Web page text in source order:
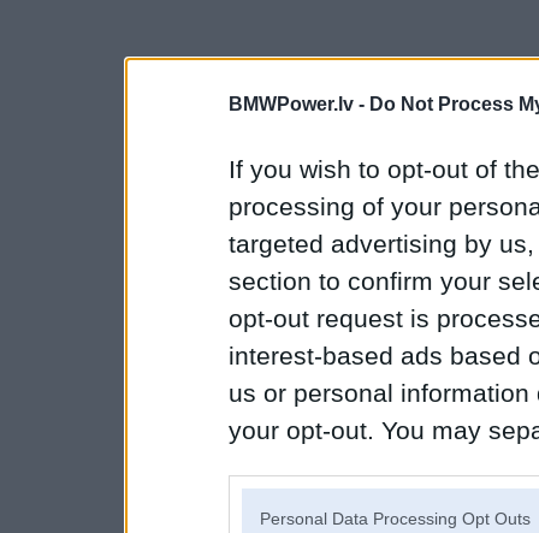
BMWPower.lv - Do Not Process
If you wish to opt-out of
processing of your
targeted advertising by
section to confirm your
opt-out request is
interest-based ads based
us or personal
your opt-out. You may
Personal Data Processing Opt Outs